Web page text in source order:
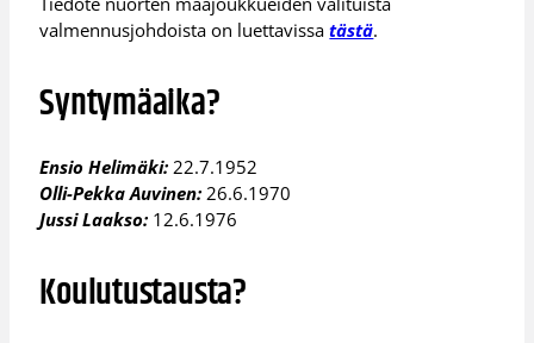
valmennusjohdoista on luettavissatästä.
Syntymäaika?
Ensio Helimäki: 22.7.1952
Olli-Pekka Auvinen: 26.6.1970
Jussi Laakso: 12.6.1976
Koulutustausta?